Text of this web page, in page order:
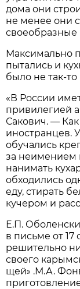
дома они
не менее они
Максимально
пытались и
было не так-то
«В России
привилегией
Сакович. —
иностранцев.
обучались
за неимением
нанимать
обходились
еду, стирать
кучером и
Е.П.
в письме от 17
решительно
своего
щей» .М.А.